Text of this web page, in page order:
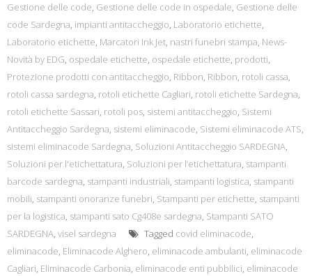
Gestione delle code, Gestione delle code in ospedale, Gestione delle
code Sardegna, impianti antitaccheggio, Laboratorio etichette,
Laboratorio etichette, Marcatori Ink Jet, nastri funebri stampa, News-
Novità by EDG, ospedale etichette, ospedale etichette, prodotti,
Protezione prodotti con antitaccheggio, Ribbon, Ribbon, rotoli cassa,
rotoli cassa sardegna, rotoli etichette Cagliari, rotoli etichette Sardegna,
rotoli etichette Sassari, rotoli pos, sistemi antitaccheggio, Sistemi
Antitaccheggio Sardegna, sistemi eliminacode, Sistemi eliminacode ATS,
sistemi eliminacode Sardegna, Soluzioni Antitaccheggio SARDEGNA,
Soluzioni per l'etichettatura, Soluzioni per l’etichettatura, stampanti
barcode sardegna, stampanti industriali, stampanti logistica, stampanti
mobili, stampanti onoranze funebri, Stampanti per etichette, stampanti
per la logistica, stampanti sato Cg408e sardegna, Stampanti SATO
SARDEGNA, visel sardegna Tagged covid eliminacode,
eliminacode, Eliminacode Alghero, eliminacode ambulanti, eliminacode
Cagliari, Eliminacode Carbonia, eliminacode enti pubbilici, eliminacode